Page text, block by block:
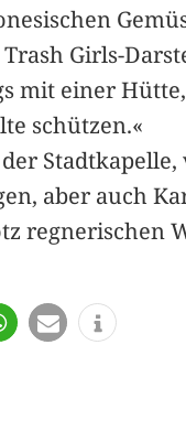
Girls-
mit einer
schützen.«
aber auch
regnerischen